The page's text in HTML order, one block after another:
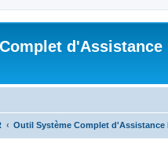
d'Assistance
Outil Système Complet d'Assistance